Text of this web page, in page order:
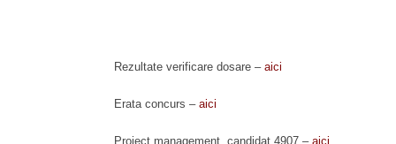
Rezultate verificare dosare – aici
Erata concurs – aici
Proiect management candidat 4907 – aici